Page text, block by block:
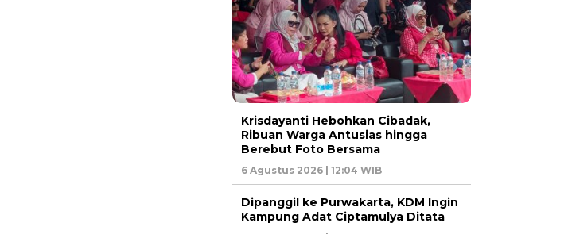
Krisdayanti Hebohkan Cibadak,
Ribuan Warga Antusias hingga
Berebut Foto Bersama
6 Agustus 2026 | 12:04 WIB
Dipanggil ke Purwakarta, KDM Ingin
Kampung Adat Ciptamulya Ditata